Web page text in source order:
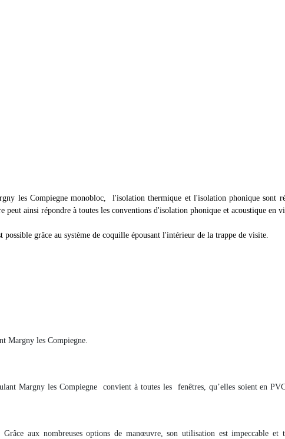
les Compiegne monobloc, l'isolation thermique et l'isolation phonique sont
peut ainsi répondre à toutes les conventions d'isolation phonique et acoustique en
possible grâce au système de coquille épousant l'intérieur de la trappe de visite.
Margny les Compiegne.
Margny les Compiegne convient à toutes les
fenêtres, qu’elles soient en
Grâce aux nombreuses options de manœuvre, son utilisation est impeccable et